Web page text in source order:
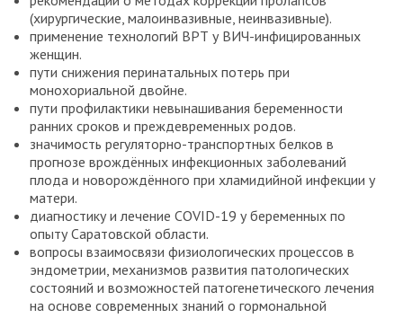
(хирургические, малоинвазивные, неинвазивные).
применение технологий ВРТ у ВИЧ-инфицированных
женщин.
пути снижения перинатальных потерь при
монохориальной двойне.
пути профилактики невынашивания беременности
ранних сроков и преждевременных родов.
значимость регуляторно-транспортных белков в
прогнозе врождённых инфекционных заболеваний
плода и новорождённого при хламидийной инфекции у
матери.
диагностику и лечение COVID-19 у беременных по
опыту Саратовской области.
вопросы взаимосвязи физиологических процессов в
эндометрии, механизмов развития патологических
состояний и возможностей патогенетического лечения
на основе современных знаний о гормональной